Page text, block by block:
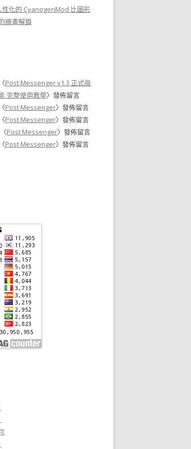
化的 CyanogenMod 比圖形
繪畫解鎖
Post Messenger v1.3 正式版
完整使用教學〉發佈留言
Post Messenger〉發佈留言
Post Messenger〉發佈留言
Post Messenger〉發佈留言
Post Messenger〉發佈留言